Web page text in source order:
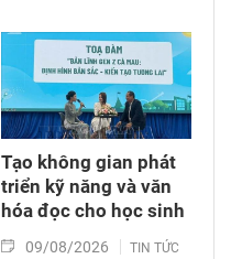
Tạo không gian phát
triển kỹ năng và văn
hóa đọc cho học sinh
09/08/2026 TIN TỨC